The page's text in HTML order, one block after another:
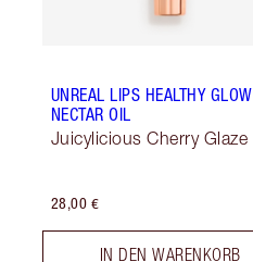
UNREAL LIPS HEALTHY GLOW
NECTAR OIL
Juicylicious Cherry Glaze
28,00 €
IN DEN WARENKORB